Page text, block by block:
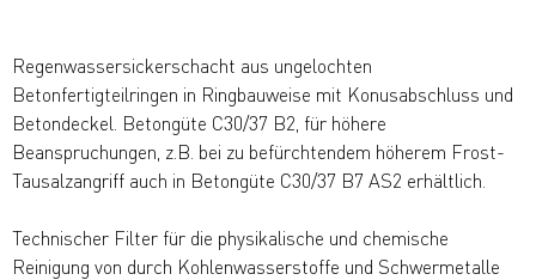
Regenwassersickerschacht aus ungelochten
Betonfertigteilringen in Ringbauweise mit Konusabschluss und
Betondeckel. Betongüte C30/37 B2, für höhere
Beanspruchungen, z.B. bei zu befürchtendem höherem Frost-
Tausalzangriff auch in Betongüte C30/37 B7 AS2 erhältlich.
Technischer Filter für die physikalische und chemische
Reinigung von durch Kohlenwasserstoffe und Schwermetalle